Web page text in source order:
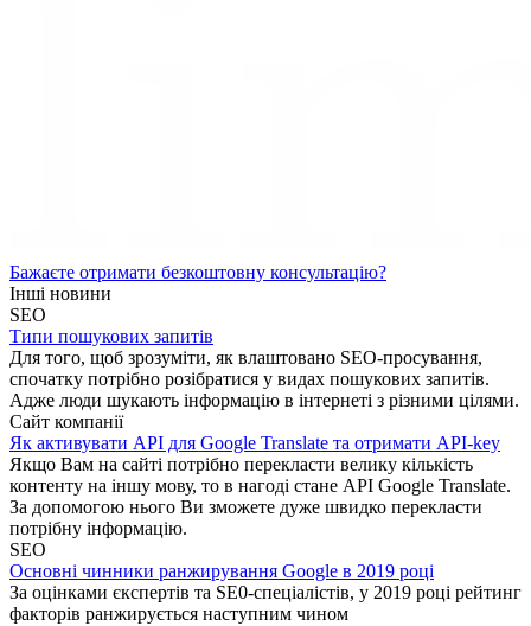
Бажаєте отримати безкоштовну консультацію?
Інші новини
SEO
Типи пошукових запитів
Для того, щоб зрозуміти, як влаштовано SEO-просування,
спочатку потрібно розібратися у видах пошукових запитів.
Адже люди шукають інформацію в інтернеті з різними цілями.
Сайт компанії
Як активувати API для Google Translate та отримати API-key
Якщо Вам на сайті потрібно перекласти велику кількість
контенту на іншу мову, то в нагоді стане API Google Translate.
За допомогою нього Ви зможете дуже швидко перекласти
потрібну інформацію.
SEO
Основні чинники ранжирування Google в 2019 році
За оцінками єкспертів та SE0-спеціалістів, у 2019 році рейтинг
факторів ранжирується наступним чином